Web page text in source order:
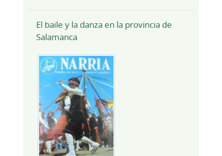
El baile y la danza en la provincia de
Salamanca